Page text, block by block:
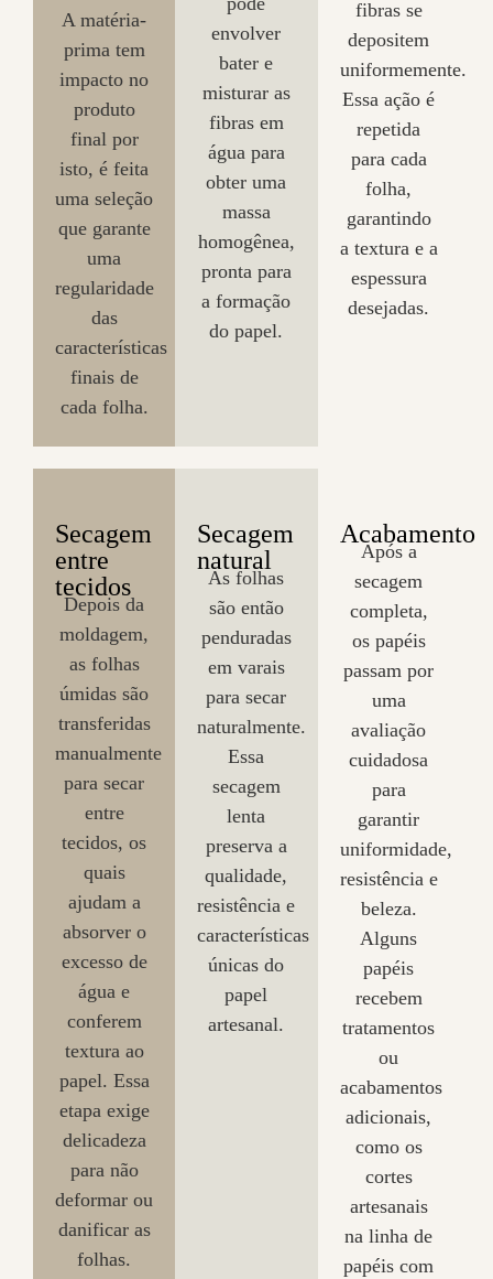
A matéria-
prima tem
impacto no
produto
final por
isto, é feita
uma seleção
que garante
uma
regularidade
das
características
finais de
cada folha.
envolver
bater e
misturar as
fibras em
água para
obter uma
massa
homogênea,
pronta para
a formação
do papel.
fibras se
depositem
uniformemente.
Essa ação é
repetida
para cada
folha,
garantindo
a textura e a
espessura
desejadas.
Secagem
entre
tecidos
Depois da
moldagem,
as folhas
úmidas são
transferidas
manualmente
para secar
entre
tecidos, os
quais
ajudam a
absorver o
excesso de
água e
conferem
textura ao
papel. Essa
etapa exige
delicadeza
para não
deformar ou
danificar as
folhas.
Secagem
natural
As folhas
são então
penduradas
em varais
para secar
naturalmente.
Essa
secagem
lenta
preserva a
qualidade,
resistência e
características
únicas do
papel
artesanal.
Acabamento
Após a
secagem
completa,
os papéis
passam por
uma
avaliação
cuidadosa
para
garantir
uniformidade,
resistência e
beleza.
Alguns
papéis
recebem
tratamentos
ou
acabamentos
adicionais,
como os
cortes
artesanais
na linha de
papéis com